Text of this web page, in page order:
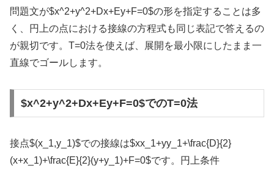
問題文が$x^2+y^2+Dx+Ey+F=0$の形を指定することは多
く、円上の点における接線の方程式も同じ表記で答えるの
が親切です。T=0法を使えば、展開を最小限にしたまま一
直線でゴールします。
$x^2+y^2+Dx+Ey+F=0$でのT=0法
接点$(x_1,y_1)$での接線は$xx_1+yy_1+\frac{D}{2}
(x+x_1)+\frac{E}{2}(y+y_1)+F=0$です。円上条件